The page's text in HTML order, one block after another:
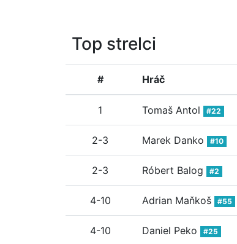
Top strelci
# Hráč
1 Tomaš Antol #22
2-3 Marek Danko #10
2-3 Róbert Balog #2
4-10 Adrian Maňkoš #55
4-10 Daniel Peko #25